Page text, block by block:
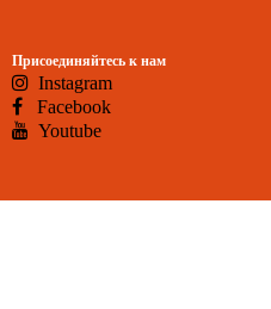
Присоединяйтесь к нам
Instagram
Facebook
Youtube